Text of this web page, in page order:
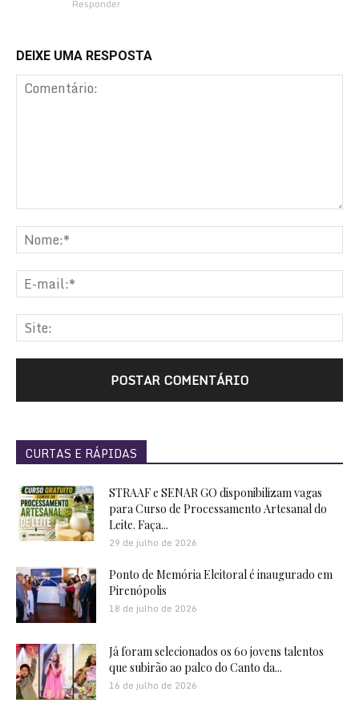
Responder
DEIXE UMA RESPOSTA
CURTAS E RÁPIDAS
STRAAF e SENAR GO disponibilizam vagas
para Curso de Processamento Artesanal do
Leite. Faça...
29 de julho de 2026
Ponto de Memória Eleitoral é inaugurado em
Pirenópolis
18 de julho de 2026
Já foram selecionados os 60 jovens talentos
que subirão ao palco do Canto da...
16 de julho de 2026